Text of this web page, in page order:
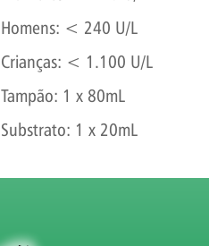
Homens: < 240 U/L
Crianças: < 1.100 U/L
Tampão: 1 x 80mL
Substrato: 1 x 20mL